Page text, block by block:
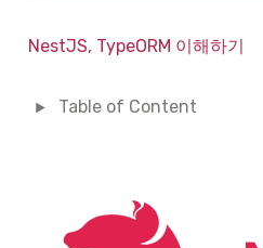
NestJS, TypeORM 이해하기
Table of Content